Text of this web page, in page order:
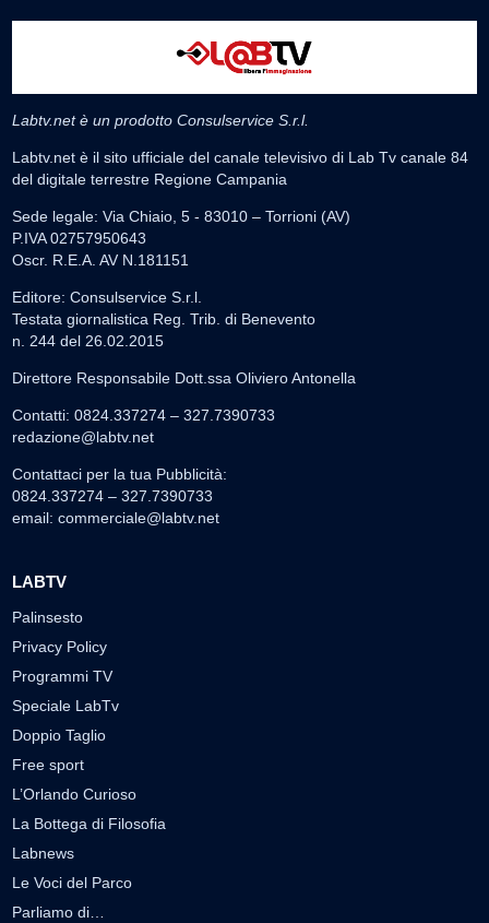
Labtv.net è un prodotto Consulservice S.r.l.
Labtv.net è il sito ufficiale del canale televisivo di Lab Tv canale 84
del digitale terrestre Regione Campania
Sede legale: Via Chiaio, 5 - 83010 – Torrioni (AV)
P.IVA 02757950643
Oscr. R.E.A. AV N.181151
Editore: Consulservice S.r.l.
Testata giornalistica Reg. Trib. di Benevento
n. 244 del 26.02.2015
Direttore Responsabile Dott.ssa Oliviero Antonella
Contatti: 0824.337274 – 327.7390733
redazione@labtv.net
Contattaci per la tua Pubblicità:
0824.337274 – 327.7390733
email: commerciale@labtv.net
LABTV
Palinsesto
Privacy Policy
Programmi TV
Speciale LabTv
Doppio Taglio
Free sport
L’Orlando Curioso
La Bottega di Filosofia
Labnews
Le Voci del Parco
Parliamo di…